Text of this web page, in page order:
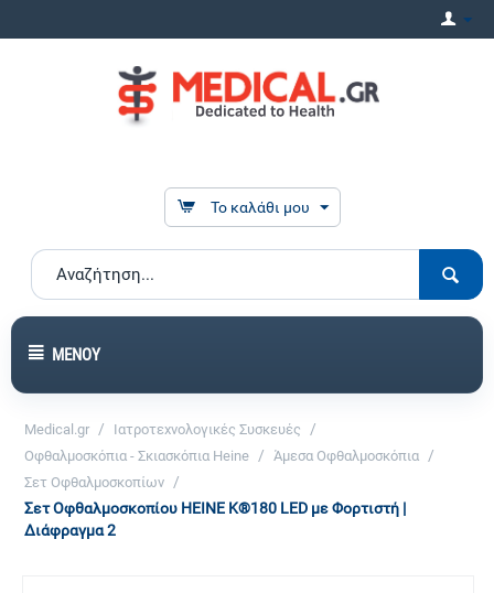
Το καλάθι μου
ΜΕΝΟΎ
Medical.gr / Ιατροτεχνολογικές Συσκευές /
Οφθαλμοσκόπια - Σκιασκόπια Heine / Άμεσα Οφθαλμοσκόπια /
Σετ Οφθαλμοσκοπίων /
Σετ Οφθαλμοσκοπίου HEINE K®180 LED με Φορτιστή |
Διάφραγμα 2